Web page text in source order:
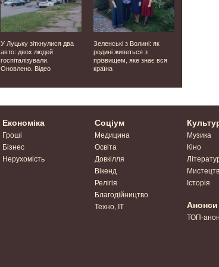
У Луцьку зіткнулися два
авто: двох людей
госпіталізували.
Оновлено. Відео
Зеленські з Волині: як
родині живеться з
прізвищем, яке знає вся
країна
Економіка
Гроші
Бізнес
Нерухомість
Соціум
Медицина
Освіта
Довкілля
Вікенд
Релігія
Благодійництво
Техно, IT
Музика
Кіно
Історія
Анонси
ТОП-